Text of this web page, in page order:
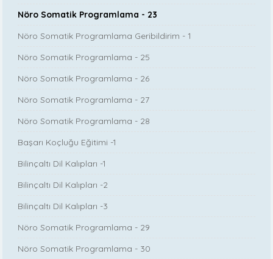
Nöro Somatik Programlama - 23
Nöro Somatik Programlama Geribildirim - 1
Nöro Somatik Programlama - 25
Nöro Somatik Programlama - 26
Nöro Somatik Programlama - 27
Nöro Somatik Programlama - 28
Başarı Koçluğu Eğitimi -1
Bilinçaltı Dil Kalıpları -1
Bilinçaltı Dil Kalıpları -2
Bilinçaltı Dil Kalıpları -3
Nöro Somatik Programlama - 29
Nöro Somatik Programlama - 30